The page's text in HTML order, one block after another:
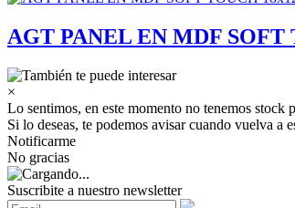
AGT PANEL EN MDF SOFT
×
Lo sentimos, en este momento no tenemos stock
Si lo deseas, te podemos avisar cuando vuelva a
Notificarme
No gracias
Suscribite a nuestro newsletter